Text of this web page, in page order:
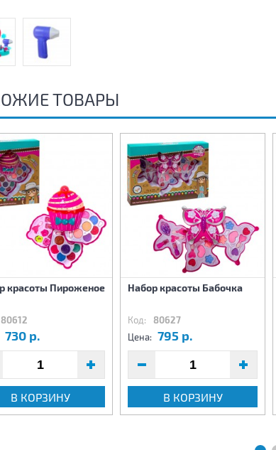
ТОВАРЫ
красоты Пироженое
80612
730 р.
В КОРЗИНУ
Набор красоты Бабочка
Код: 80627
Цена: 795 р.
В КОРЗИНУ